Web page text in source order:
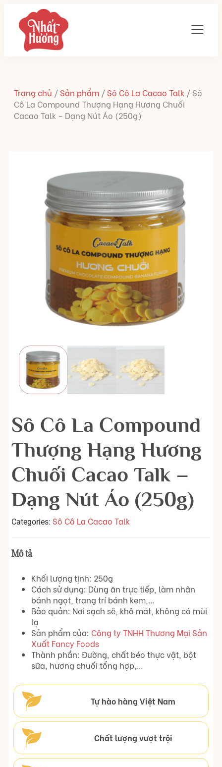
Trang chủ / Sản phẩm / Sô Cô La Cacao Talk / Sô
Cô La Compound Thượng Hạng Hương Chuối
Cacao Talk – Dạng Nút Áo (250g)
Sô Cô La Compound
Thượng Hạng Hương
Chuối Cacao Talk –
Dạng Nút Áo (250g)
Categories: Sô Cô La Cacao Talk
Mô tả
Khối lượng tịnh: 250g
Cách sử dụng: Dùng ăn trực tiếp, làm nhân
bánh ngọt, trang trí bánh kem,…
Bảo quản: Nơi sạch sẽ, khô mát, không có mùi
lạ
Sản phẩm của: Công ty TNHH Thương Mại Sản
Xuất Fancy Foods
Thành phần: Đường, chất béo thực vật, bột
sữa, hương chuối tổng hợp,…
Tự hào hàng Việt Nam
Chất lượng vượt trội